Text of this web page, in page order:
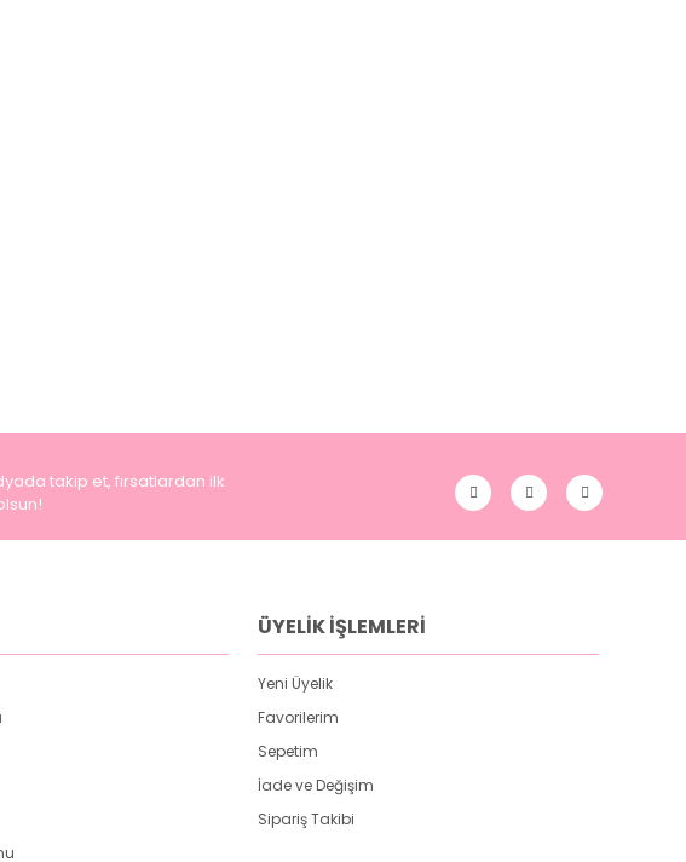
takip et, fırsatlardan ilk
ÜYELİK İŞLEMLERİ
Yeni Üyelik
Favorilerim
Sepetim
İade ve Değişim
Sipariş Takibi